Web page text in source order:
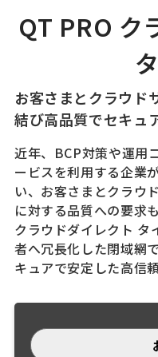
QT PRO ク
お客さまとクラウド
結び高品質でセキュ
近年、BCP対策や運用
ービスを利用する企業
い、お客さまとクラウ
に対する品質への要求
クラウドダイレクト タ
者へ冗長化した閉域網
キュアで安定した高信